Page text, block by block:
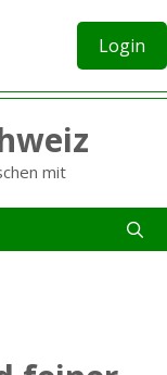
Login
mit